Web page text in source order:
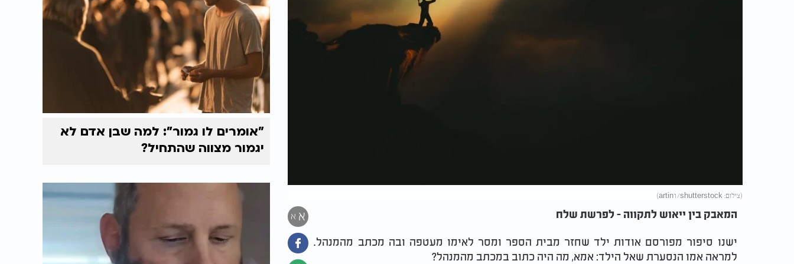
(צילום: artin1/shutterstock)
א א המאבק בין ייאוש לתקווה - לפרשת שלח
ישנו סיפור מפורסם אודות ילד שחזר מבית הספר ומסר לאימו מעטפה ובה מכתב מהמנהל.
למראה אמו הנסערת שאל הילד: אמא, מה היה כתוב במכתב מהמנהל?
"אומרים לו גמור": למה שבן אדם לא
יגמור מצווה שהתחיל?